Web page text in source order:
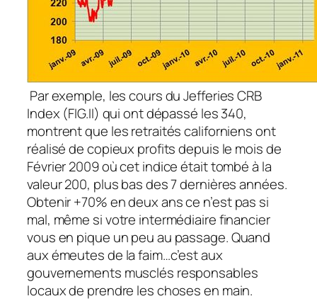
Par exemple, les cours du Jefferies CRB
Index (FIG.II) qui ont dépassé les 340,
montrent que les retraités californiens ont
réalisé de copieux profits depuis le mois de
Février 2009 où cet indice était tombé à la
valeur 200, plus bas des 7 dernières années.
Obtenir +70% en deux ans ce n’est pas si
mal, même si votre intermédiaire financier
vous en pique un peu au passage. Quand
aux émeutes de la faim…c’est aux
gouvernements musclés responsables
locaux de prendre les choses en main.